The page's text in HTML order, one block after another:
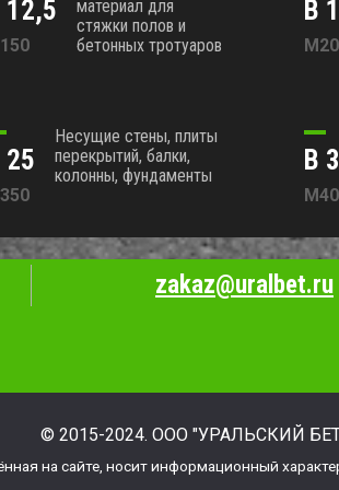
материал для
стяжки полов и
бетонных тротуаров
В
Несущие стены, плиты
перекрытий, балки,
колонны, фундаменты
В
zakaz@uralbet.ru
© 2015-2024. ООО "УРАЛЬСКИЙ
на сайте, носит информационный